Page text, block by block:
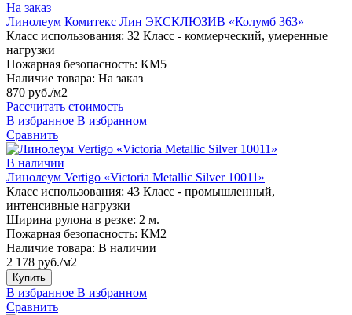
На заказ
Линолеум Комитекс Лин ЭКСКЛЮЗИВ «Колумб 363»
Класс использования: 32 Класс - коммерческий, умеренные
нагрузки
Пожарная безопасность: КМ5
Наличие товара: На заказ
870 руб./м2
Рассчитать стоимость
В избранное В избранном
Сравнить
В наличии
Линолеум Vertigo «Victoria Metallic Silver 10011»
Класс использования: 43 Класс - промышленный,
интенсивные нагрузки
Ширина рулона в резке: 2 м.
Пожарная безопасность: КМ2
Наличие товара: В наличии
2 178 руб./м2
Купить
В избранное В избранном
Сравнить